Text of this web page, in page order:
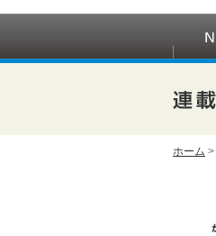
ホーム >